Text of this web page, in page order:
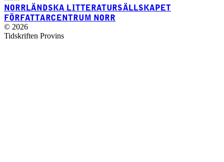
NORRLÄNDSKA LITTERATURSÄLLSKAPET
FÖRFATTARCENTRUM NORR
© 2026
Tidskriften Provins